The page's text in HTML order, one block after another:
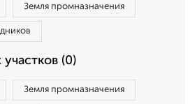
Земля промназначения
(0)
Земля промназначения